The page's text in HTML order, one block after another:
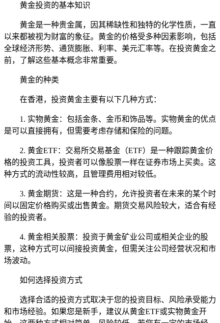
黄金投资的基本知识
黄金是一种贵金属，因其稀缺性和独特的化学性质，一直
以来都被视为财富的象征。黄金的价格受多种因素影响，包括
全球经济形势、通货膨胀、利率、美元汇率等。在投资黄金之
前，了解这些基本概念非常重要。
黄金的种类
在香港，投资黄金主要有以下几种方式：
1. 实物黄金：包括金条、金币和饰品等。实物黄金的优点
是可以直接拥有，但需要考虑存储和保险的问题。
2. 黄金ETF：交易所交易基金（ETF）是一种跟踪黄金价
格的投资工具，投资者可以像股票一样在证券市场上买卖。这
种方式的流动性较高，且管理费用相对较低。
3. 黄金期货：这是一种合约，允许投资者在未来的某个时
间以固定价格购买或出售黄金。期货交易风险较大，适合有经
验的投资者。
4. 黄金相关股票：投资于黄金矿业公司或相关企业的股
票，这种方式可以间接投资黄金，但需关注公司经营状况和市
场波动。
如何选择投资方式
选择合适的投资方式取决于您的投资目标、风险承受能力
和市场经验。如果您是新手，建议从黄金ETF或实物黄金开